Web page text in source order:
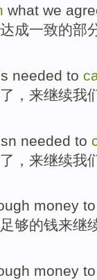
what we
达成一致的部
needed to
了， 来继续我
needed to
了， 来继续我
money to
足够的钱来继
money to